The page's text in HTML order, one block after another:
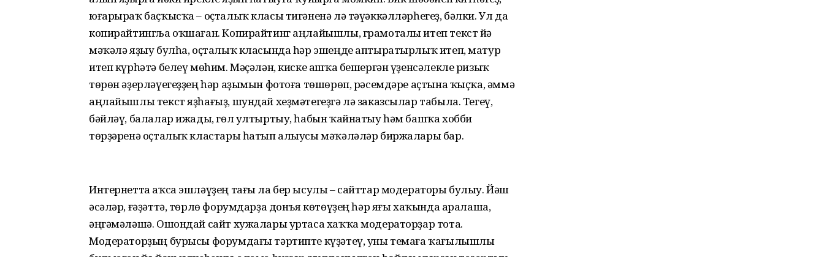
юғарыраҡ баҫҡысҡа – оҫталыҡ класы тигәненә лә тәүәккәлләр­һегеҙ, бәл­ки. Ул да
копирайтингља оҡшаған. Копирайтинг аңлайышлы, грамоталы итеп текст йә
мәҡәлә яҙыу булһа, оҫталыҡ класында һәр эшеңде аптыратырлыҡ итеп, матур
итеп күрһәтә белеү мөһим. Мәҫәлән, киске ашҡа бешергән үҙен­сәлекле ризыҡ
төрөн әҙерләүегеҙҙең һәр аҙымын фотоға төшөрөп, рәсемдә­ре аҫтына ҡыҫҡа, әммә
аңлайышлы текст яҙһағыҙ, шундай хеҙмәтегеҙгә лә заказсылар табыла. Тегеү,
бәйләү, балалар ижады, гөл ултыртыу, һабын ҡайнатыу һәм башҡа хобби
төрҙәренә оҫталыҡ кластары һатып алыусы мәҡә­ләләр биржалары бар.
Интернетта аҡса эшләүҙең тағы ла бер ысулы – сайттар модераторы булыу. Йәш
әсәләр, ғәҙәттә, төрлө форумдарҙа донъя көтөүҙең һәр яғы хаҡында арала­ша,
әңгәмәләшә. Ошондай сайт хужалары уртаса хаҡҡа модераторҙар тота.
Модераторҙың бурысы форумдағы тәр­типте күҙәтеү, уны темаға ҡағылышлы